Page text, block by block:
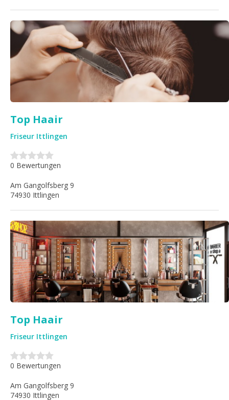
Top Haair
Friseur Ittlingen
Am Gangolfsberg 9
74930 Ittlingen
0 Bewertungen
Top Haair
Friseur Ittlingen
Am Gangolfsberg 9
74930 Ittlingen
0 Bewertungen